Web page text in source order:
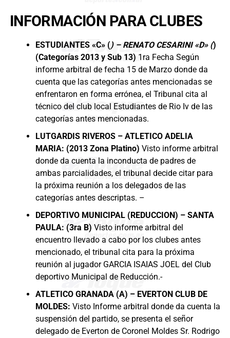
INFORMACIÓN PARA CLUBES
ESTUDIANTES «C» () – RENATO CESARINI «D» ()
(Categorías 2013 y Sub 13) 1ra Fecha Según
informe arbitral de fecha 15 de Marzo donde da
cuenta que las categorías antes mencionadas se
enfrentaron en forma errónea, el Tribunal cita al
técnico del club local Estudiantes de Rio Iv de las
categorías antes mencionadas.
LUTGARDIS RIVEROS – ATLETICO ADELIA
MARIA: (2013 Zona Platino) Visto informe arbitral
donde da cuenta la inconducta de padres de
ambas parcialidades, el tribunal decide citar para
la próxima reunión a los delegados de las
categorías antes descriptas. –
DEPORTIVO MUNICIPAL (REDUCCION) – SANTA
PAULA: (3ra B) Visto informe arbitral del
encuentro llevado a cabo por los clubes antes
mencionado, el tribunal cita para la próxima
reunión al jugador GARCIA ISAIAS JOEL del Club
deportivo Municipal de Reducción.-
ATLETICO GRANADA (A) – EVERTON CLUB DE
MOLDES: Visto Informe arbitral donde da cuenta la
suspensión del partido, se presenta el señor
delegado de Everton de Coronel Moldes Sr. Rodrigo